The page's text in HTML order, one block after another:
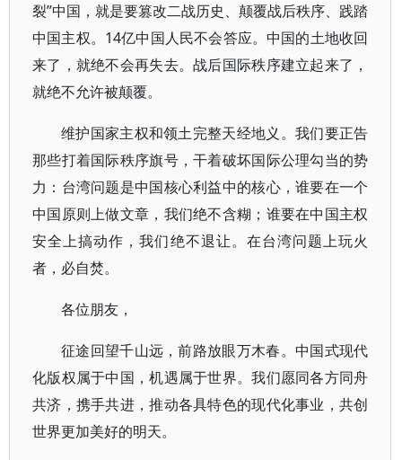
裂”中国，就是要篡改二战历史、颠覆战后秩序、践踏
中国主权。14亿中国人民不会答应。中国的土地收回
来了，就绝不会再失去。战后国际秩序建立起来了，
就绝不允许被颠覆。
维护国家主权和领土完整天经地义。我们要正告
那些打着国际秩序旗号，干着破坏国际公理勾当的势
力：台湾问题是中国核心利益中的核心，谁要在一个
中国原则上做文章，我们绝不含糊；谁要在中国主权
安全上搞动作，我们绝不退让。在台湾问题上玩火
者，必自焚。
各位朋友，
征途回望千山远，前路放眼万木春。中国式现代
化版权属于中国，机遇属于世界。我们愿同各方同舟
共济，携手共进，推动各具特色的现代化事业，共创
世界更加美好的明天。